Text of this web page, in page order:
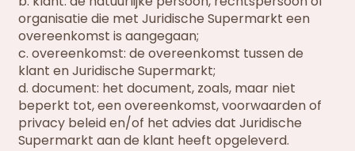
organisatie die met Juridische Supermarkt een
overeenkomst is aangegaan;
c. overeenkomst: de overeenkomst tussen de
klant en Juridische Supermarkt;
d. document: het document, zoals, maar niet
beperkt tot, een overeenkomst, voorwaarden of
privacy beleid en/of het advies dat Juridische
Supermarkt aan de klant heeft opgeleverd.